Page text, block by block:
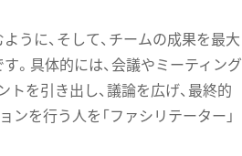
うに、そして、チームの成果を最大
。具体的には、会議やミーティング
を引き出し、議論を広げ、最終的
を行う人を「ファシリテーター」